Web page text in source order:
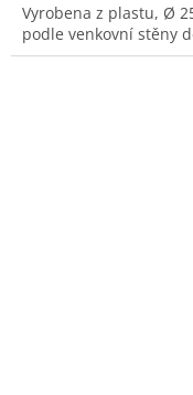
Vyrobena z plastu, Ø
podle venkovní stěny